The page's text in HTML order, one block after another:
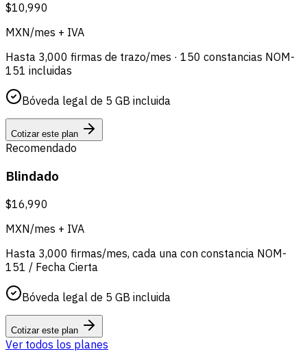
$10,990
MXN/mes + IVA
Hasta 3,000 firmas de trazo/mes · 150 constancias NOM-
151 incluidas
Bóveda legal de 5 GB incluida
Cotizar este plan
Recomendado
Blindado
$16,990
MXN/mes + IVA
Hasta 3,000 firmas/mes, cada una con constancia NOM-
151 / Fecha Cierta
Bóveda legal de 5 GB incluida
Cotizar este plan
Ver todos los planes